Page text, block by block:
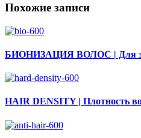
Похожие записи
БИОНИЗАЦИЯ ВОЛОС | Для
HAIR DENSITY | Плотность